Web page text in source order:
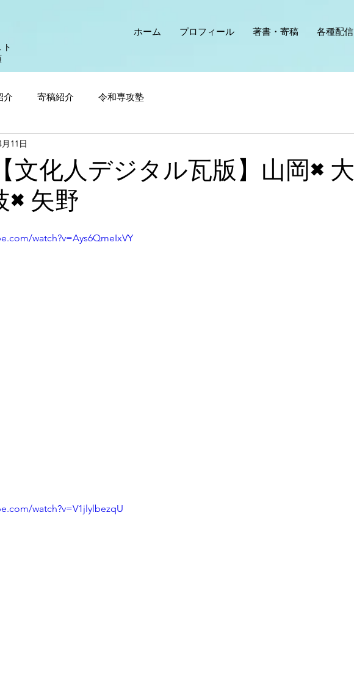
ホーム プロフィール 著書・寄稿 各種配信
介 寄稿紹介 令和専攻塾
文化人デジタル瓦版】山岡×大
×矢野
11日
watch?v=Ays6QmeIxVY
watch?v=V1jlylbezqU